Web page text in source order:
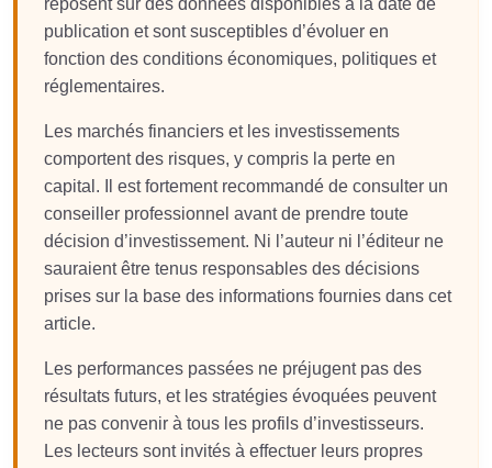
reposent sur des données disponibles à la date de
publication et sont susceptibles d’évoluer en
fonction des conditions économiques, politiques et
réglementaires.
Les marchés financiers et les investissements
comportent des risques, y compris la perte en
capital. Il est fortement recommandé de consulter un
conseiller professionnel avant de prendre toute
décision d’investissement. Ni l’auteur ni l’éditeur ne
sauraient être tenus responsables des décisions
prises sur la base des informations fournies dans cet
article.
Les performances passées ne préjugent pas des
résultats futurs, et les stratégies évoquées peuvent
ne pas convenir à tous les profils d’investisseurs.
Les lecteurs sont invités à effectuer leurs propres